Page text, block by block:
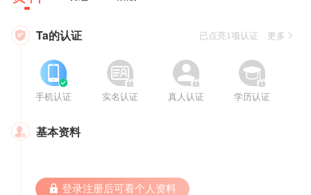
 Ta的认证 已点亮1项认证 更多

手机认证


实名认证


真人认证


学历认证
 基本资料
 登录注册后可看个人资料